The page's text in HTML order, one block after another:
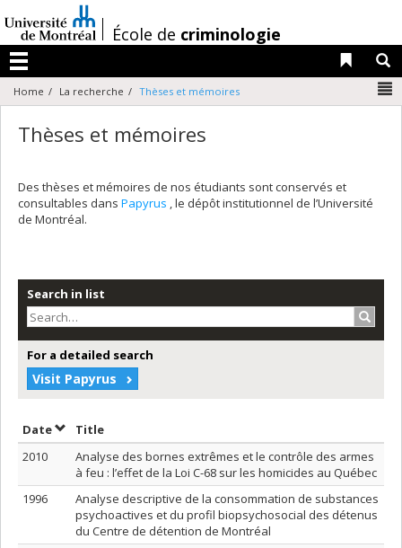
au
contenu
/École de criminologie
Menu
Liens
Home La recherche Thèses et mémoires
Thèses et mémoires
Des thèses et mémoires de nos étudiants sont conservés et
consultables dans Papyrus , le dépôt institutionnel de l’Université
de Montréal.
Search in list
For a detailed search
Visit Papyrus
DateSort by date in ascending order
Title
2010
Analyse des bornes extrêmes et le contrôle des armes
à feu : l’effet de la Loi C-68 sur les homicides au Québec
1996
Analyse descriptive de la consommation de substances
psychoactives et du profil biopsychosocial des détenus
du Centre de détention de Montréal